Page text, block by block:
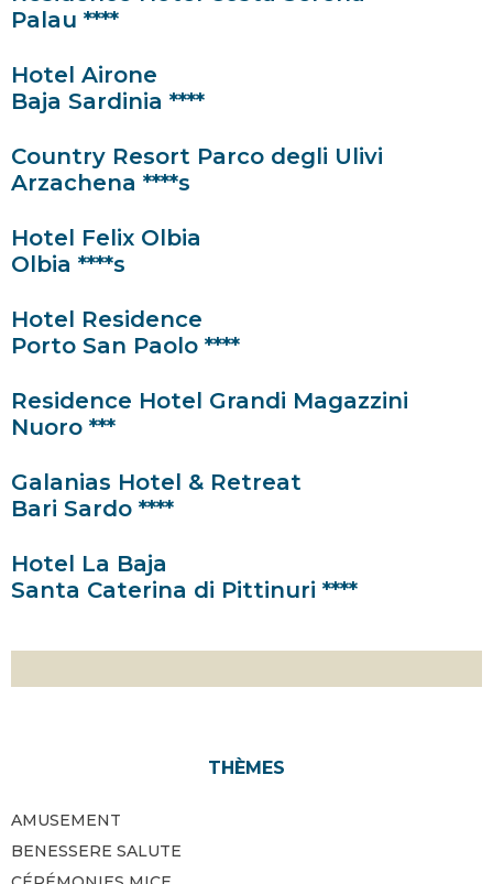
Palau ****
Hotel Airone
Baja Sardinia ****
Country Resort Parco degli Ulivi
Arzachena ****s
Hotel Felix Olbia
Olbia ****s
Hotel Residence
Porto San Paolo ****
Residence Hotel Grandi Magazzini
Nuoro ***
Galanias Hotel & Retreat
Bari Sardo ****
Hotel La Baja
Santa Caterina di Pittinuri ****
THÈMES
AMUSEMENT
BENESSERE SALUTE